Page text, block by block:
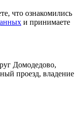
что ознакомились
и принимаете
Домодедово,
проезд, владение